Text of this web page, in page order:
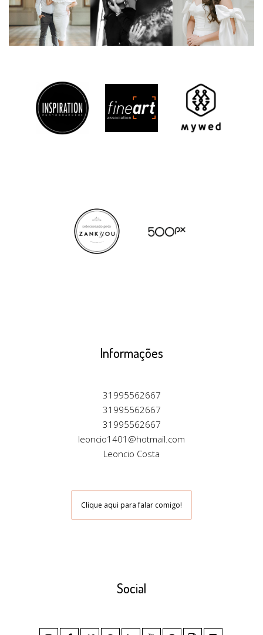
Informações
31995562667
31995562667
31995562667
leoncio1401@hotmail.com
Leoncio Costa
Clique aqui para falar comigo!
Social